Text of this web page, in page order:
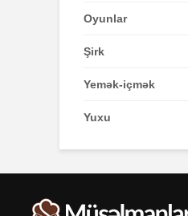
Oyunlar
Şirk
Yemək-içmək
Yuxu